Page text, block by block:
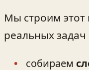
Мы строим этот
реальных
собираем